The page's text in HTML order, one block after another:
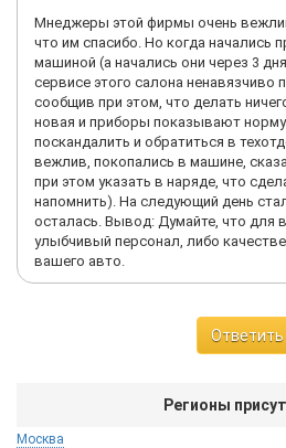
Мнеджеры этой фирмы очень
что им спасибо. Но когда начались
машиной (а начались они через 3
сервисе этого салона ненавязчиво
сообщив при этом, что делать
новая и приборы показывают
поскандалить и обратиться в
вежлив, покопались в машине,
при этом указать в наряде, что
напомнить). На следующий день
осталась. Вывод: Думайте, что для
улыбчивый персонал, либо
вашего авто.
Ответить
Регионы
Москва